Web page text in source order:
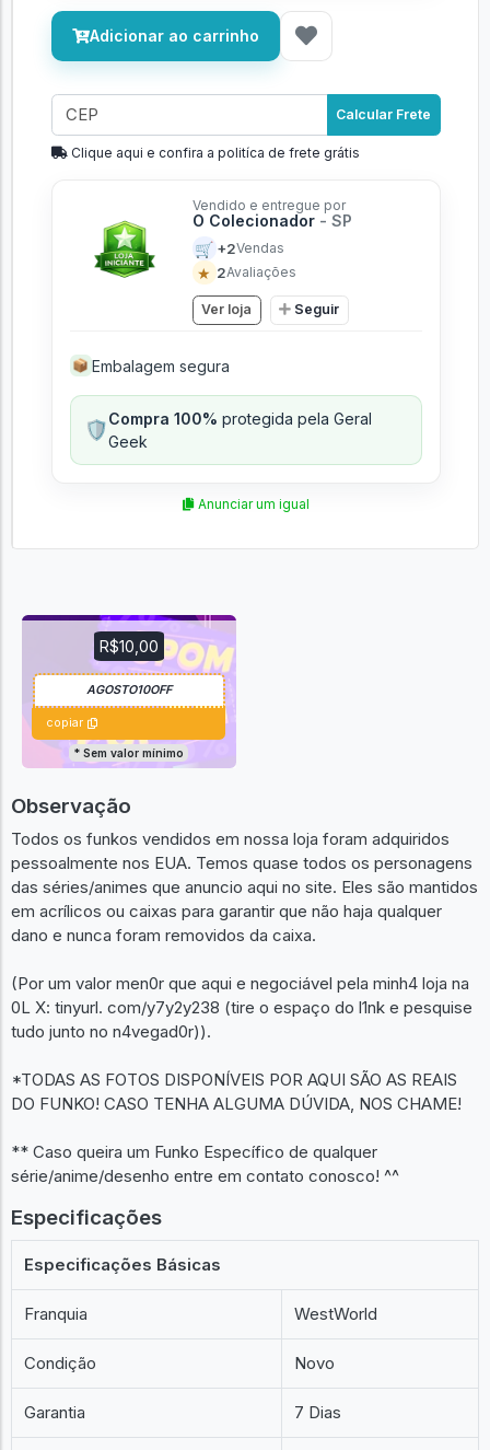
Adicionar ao carrinho
Calcular Frete
Clique aqui e confira a politíca de frete grátis
Vendido e entregue por
O Colecionador - SP
🛒 +2Vendas
★ 2Avaliações
Ver loja Seguir
📦 Embalagem segura
🛡️Compra 100% protegida pela Geral
Geek
Anunciar um igual
R$10,00
copiar
* Sem valor mínimo
Observação
Todos os funkos vendidos em nossa loja foram adquiridos
pessoalmente nos EUA. Temos quase todos os personagens
das séries/animes que anuncio aqui no site. Eles são mantidos
em acrílicos ou caixas para garantir que não haja qualquer
dano e nunca foram removidos da caixa.
(Por um valor men0r que aqui e negociável pela minh4 loja na
0L X: tinyurl. com/y7y2y238 (tire o espaço do l1nk e pesquise
tudo junto no n4vegad0r)).
*TODAS AS FOTOS DISPONÍVEIS POR AQUI SÃO AS REAIS
DO FUNKO! CASO TENHA ALGUMA DÚVIDA, NOS CHAME!
** Caso queira um Funko Específico de qualquer
série/anime/desenho entre em contato conosco! ^^
Especificações
Especificações Básicas
Franquia WestWorld
Condição Novo
Garantia 7 Dias